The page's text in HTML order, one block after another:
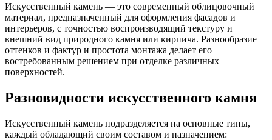
Искусственный камень — это современный облицовочный
материал, предназначенный для оформления фасадов и
интерьеров, с точностью воспроизводящий текстуру и
внешний вид природного камня или кирпича. Разнообразие
оттенков и фактур и простота монтажа делает его
востребованным решением при отделке различных
поверхностей.
Разновидности искусственного камня
Искусственный камень подразделяется на основные типы,
каждый обладающий своим составом и назначением: